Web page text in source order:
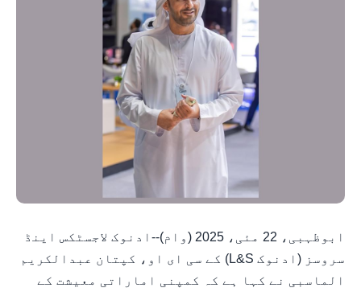
ابوظہبی، 22 مئی، 2025 (وام)--ادنوک لاجسٹکس اینڈ
سروسز (ادنوک L&S) کے سی ای او، کپتان عبدالکریم
الماسبی نے کہا ہے کہ کمپنی اماراتی معیشت کے